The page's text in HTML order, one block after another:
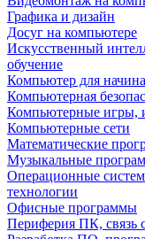
Графика и дизайн
Досуг на компьютере
Искусственный
обучение
Компьютер для
Компьютерная
Компьютерные игры,
Компьютерные сети
Математические
Музыкальные
Операционные
технологии
Офисные программы
Периферия ПК, связь